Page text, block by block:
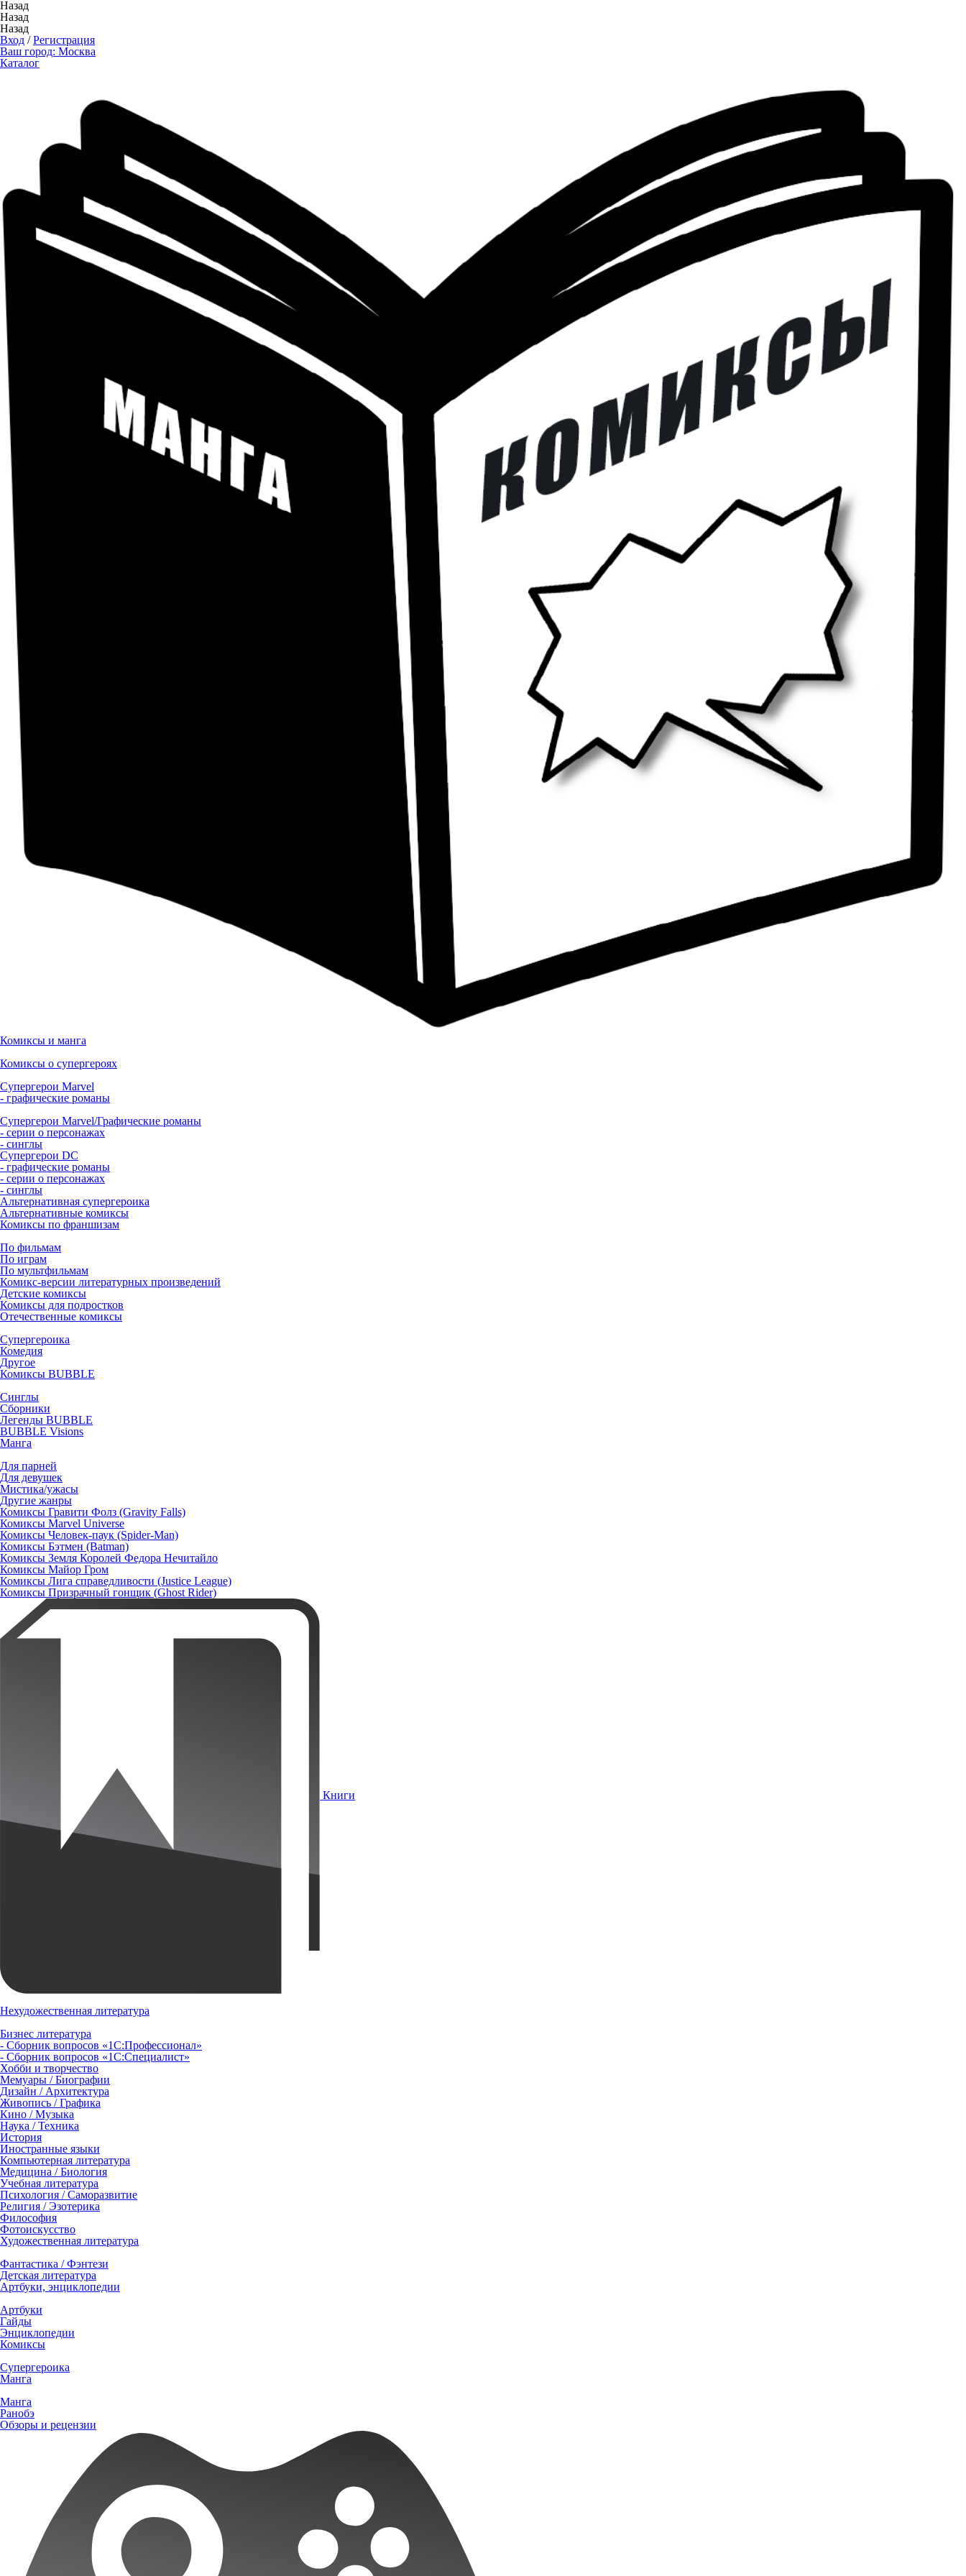
Назад
Назад
Назад
Вход /Регистрация
Ваш город: Москва
Каталог
Комиксы и манга
Комиксы о супергероях
Супергерои Marvel
- графические романы
Супергерои Marvel/Графические романы
- серии о персонажах
- синглы
Супергерои DC
- графические романы
- серии о персонажах
- синглы
Альтернативная супергероика
Альтернативные комиксы
Комиксы по франшизам
По фильмам
По играм
По мультфильмам
Комикс-версии литературных произведений
Детские комиксы
Комиксы для подростков
Отечественные комиксы
Супергероика
Комедия
Другое
Комиксы BUBBLE
Синглы
Сборники
Легенды BUBBLE
BUBBLE Visions
Манга
Для парней
Для девушек
Мистика/ужасы
Другие жанры
Комиксы Гравити Фолз (Gravity Falls)
Комиксы Marvel Universe
Комиксы Человек-паук (Spider-Man)
Комиксы Бэтмен (Batman)
Комиксы Земля Королей Федора Нечитайло
Комиксы Майор Гром
Комиксы Лига справедливости (Justice League)
Комиксы Призрачный гонщик (Ghost Rider)
Книги
Нехудожественная литература
Бизнес литература
- Сборник вопросов «1С:Профессионал»
- Сборник вопросов «1С:Специалист»
Хобби и творчество
Мемуары / Биографии
Дизайн / Архитектура
Живопись / Графика
Кино / Музыка
Наука / Техника
История
Иностранные языки
Компьютерная литература
Медицина / Биология
Учебная литература
Психология / Саморазвитие
Религия / Эзотерика
Философия
Фотоискусство
Художественная литература
Фантастика / Фэнтези
Детская литература
Артбуки, энциклопедии
Артбуки
Гайды
Энциклопедии
Комиксы
Супергероика
Манга
Манга
Ранобэ
Обзоры и рецензии